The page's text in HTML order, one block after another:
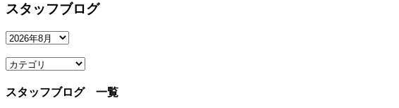
スタッフブログ
スタッフブログ 一覧